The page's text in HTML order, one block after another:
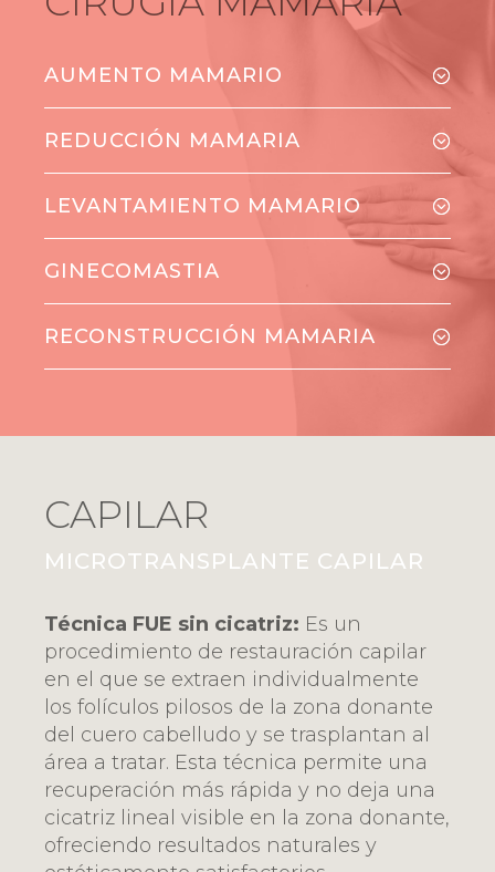
AUMENTO MAMARIO
REDUCCIÓN MAMARIA
LEVANTAMIENTO MAMARIO
GINECOMASTIA
RECONSTRUCCIÓN MAMARIA
CAPILAR
MICROTRANSPLANTE CAPILAR
Técnica FUE sin cicatriz: Es un
procedimiento de restauración capilar
en el que se extraen individualmente
los folículos pilosos de la zona donante
del cuero cabelludo y se trasplantan al
área a tratar. Esta técnica permite una
recuperación más rápida y no deja una
cicatriz lineal visible en la zona donante,
ofreciendo resultados naturales y